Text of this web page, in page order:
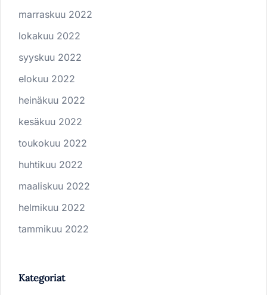
marraskuu 2022
lokakuu 2022
syyskuu 2022
elokuu 2022
heinäkuu 2022
kesäkuu 2022
toukokuu 2022
huhtikuu 2022
maaliskuu 2022
helmikuu 2022
tammikuu 2022
Kategoriat